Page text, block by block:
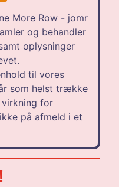
More Row - jomr
og behandler
oplysninger
til vores
som helst trække
for
på afmeld i et